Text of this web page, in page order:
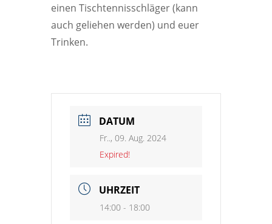
einen Tischtennisschläger (kann
auch geliehen werden) und euer
Trinken.
DATUM
Fr.., 09. Aug. 2024
Expired!
UHRZEIT
14:00 - 18:00